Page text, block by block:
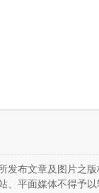
发布文章及图片之
、平面媒体不得予